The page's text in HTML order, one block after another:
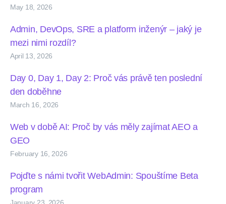
May 18, 2026
Admin, DevOps, SRE a platform inženýr – jaký je
mezi nimi rozdíl?
April 13, 2026
Day 0, Day 1, Day 2: Proč vás právě ten poslední
den doběhne
March 16, 2026
Web v době AI: Proč by vás měly zajímat AEO a
GEO
February 16, 2026
Pojďte s námi tvořit WebAdmin: Spouštíme Beta
program